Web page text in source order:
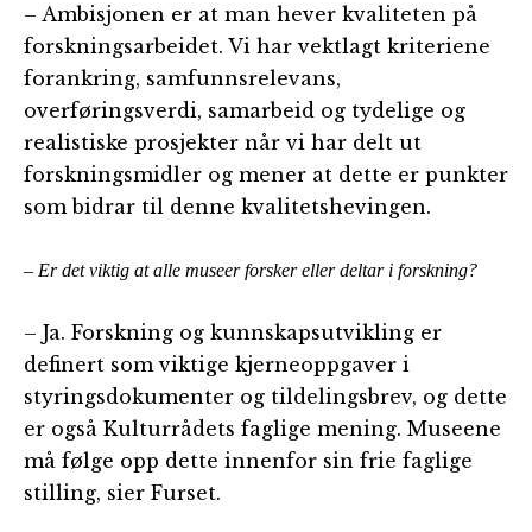
– Ambisjonen er at man hever kvaliteten på
forskningsarbeidet. Vi har vektlagt kriteriene
forankring, samfunnsrelevans,
overføringsverdi, samarbeid og tydelige og
realistiske prosjekter når vi har delt ut
forskningsmidler og mener at dette er punkter
som bidrar til denne kvalitetshevingen.
– Er det viktig at alle museer forsker eller deltar i forskning?
– Ja. Forskning og kunnskapsutvikling er
definert som viktige kjerneoppgaver i
styringsdokumenter og tildelingsbrev, og dette
er også Kulturrådets faglige mening. Museene
må følge opp dette innenfor sin frie faglige
stilling, sier Furset.